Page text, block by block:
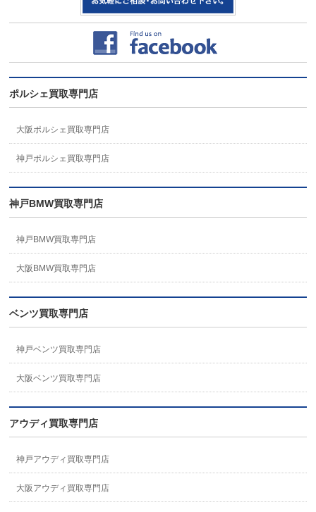
ポルシェ買取専門店
大阪ポルシェ買取専門店
神戸ポルシェ買取専門店
神戸BMW買取専門店
神戸BMW買取専門店
大阪BMW買取専門店
ベンツ買取専門店
神戸ベンツ買取専門店
大阪ベンツ買取専門店
アウディ買取専門店
神戸アウディ買取専門店
大阪アウディ買取専門店